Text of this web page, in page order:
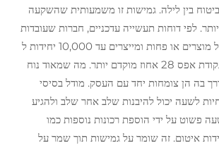
בין לילה. גמישות זו משמעותית שהשקעה
לפי דוחות תעשייה עדכניים, חברות שעובדות
עם חמישה סוגים של מוצרים או פחות ומייצרים עד 10,000 יחידות ל
партиה מגיעים לנקודת אפס 28 אחוז מוקדם יותר. מה שמאוד נוח
בה הן צומחות יחד עם העסק. מודל בסיסי
ב-1,200 פחיות לשעה יכול להיבנות שלב אחר שלב ולהגיע
לשעה פשוט על ידי הוספת רכונות נוספות כמו
איטום. זה שומר על גמישות תוך שמר על